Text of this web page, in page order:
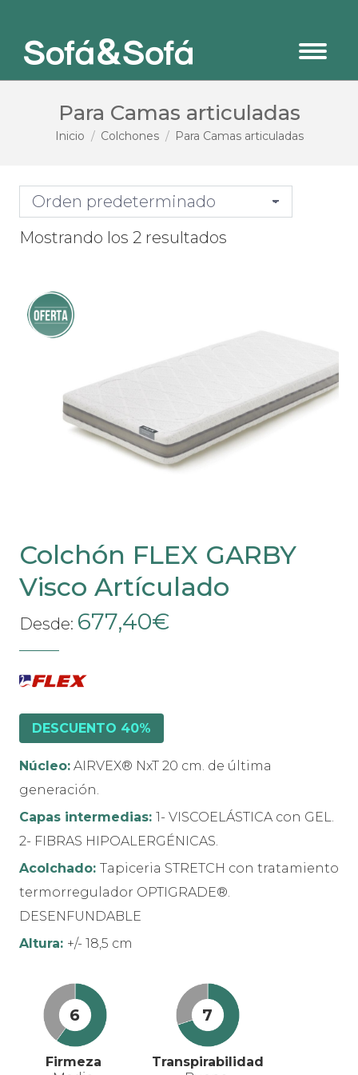
Para Camas articuladas
Estás aquí:
Inicio Colchones Para Camas articuladas
Mostrando los 2 resultados
¡Oferta!
Colchón FLEX GARBY
Visco Artículado
Desde: 677,40€
DESCUENTO 40%
Núcleo: AIRVEX® NxT 20 cm. de última
generación.
Capas intermedias: 1- VISCOELÁSTICA con GEL.
2- FIBRAS HIPOALERGÉNICAS.
Acolchado: Tapiceria STRETCH con tratamiento
termorregulador OPTIGRADE®.
DESENFUNDABLE
Altura: +/- 18,5 cm
6
Firmeza
7
Transpirabilidad